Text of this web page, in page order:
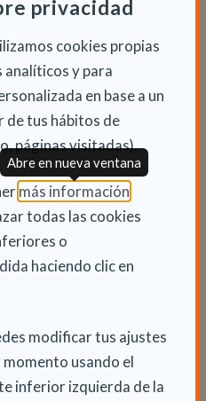
privacidad
cookies propias
y para
en base a un
de tus hábitos de
páginas visitadas).
más información
todas las cookies
o
haciendo clic en
modificar tus ajustes
usando el
inferior izquierda de la
Abre en nueva ventana
y en el ejercicio
a desarrollar y
la importancia del
regular, especialmente
los más mayores, para